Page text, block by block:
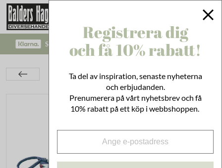
SÄKRA BETALNINGAR MED KLARNA CHECKOUT!
Necessär Felicia Blå L
Registrera dig
och få 10% rabatt!
Ta del av inspiration, senaste nyheterna
och erbjudanden.
Prenumerera på vårt nyhetsbrev och få
10% rabatt på ett köp i webbshoppen.